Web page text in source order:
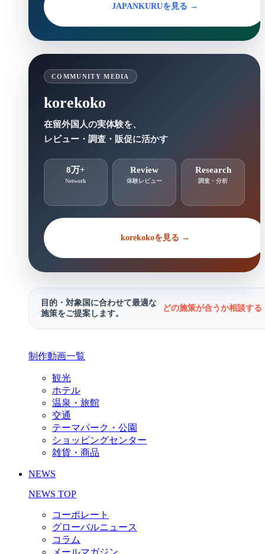
JAPANKURUを見る →
COMMUNITY MEDIA
korekoko
在留外国人の実体験を、
レビュー・調査・販促に活かす
8万+
Network
Review
体験レビュー
Research
調査・分析
korekokoを見る →
目的・対象国に合わせて最適な
施策をご提案します。
どの施策が合うか相談す
制作動画一覧
観光
ホテル
温泉・旅館
交通
テーマパーク・公園
ショッピングセンター
雑貨・商品
NEWS
NEWS TOP
コーポレート
グローバルニュース
コラム
メールマガジン